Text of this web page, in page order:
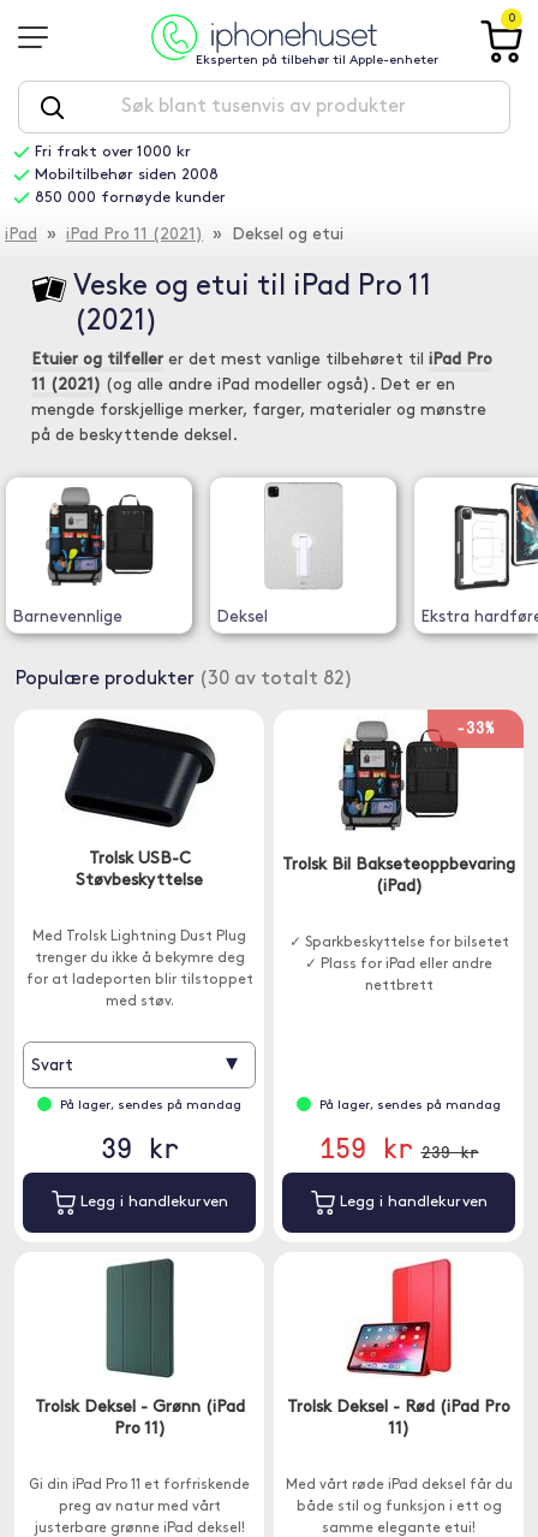
Eksperten på tilbehør til Apple-enheter
0
Fri frakt over 1000 kr
Mobiltilbehør siden 2008
850 000 fornøyde kunder
iPad » iPad Pro 11 (2021) » Deksel og etui
Veske og etui til iPad Pro 11
(2021)
Etuier og tilfeller er det mest vanlige tilbehøret til iPad Pro
11 (2021) (og alle andre iPad modeller også). Det er en
mengde forskjellige merker, farger, materialer og mønstre
på de beskyttende deksel.
Barnevennlige Deksel Ekstra
Populære produkter (30 av totalt 82)
Trolsk USB-C
Støvbeskyttelse
Med Trolsk Lightning Dust Plug
trenger du ikke å bekymre deg
for at ladeporten blir tilstoppet
med støv.
Svart ▾
På lager, sendes på mandag
39 kr
Legg i handlekurven
-33%
Trolsk Bil Bakseteoppbevaring
(iPad)
✓ Sparkbeskyttelse for bilsetet
✓ Plass for iPad eller andre
nettbrett
På lager, sendes på mandag
159 kr 239 kr
Legg i handlekurven
Trolsk Deksel - Grønn (iPad
Pro 11)
Gi din iPad Pro 11 et forfriskende
preg av natur med vårt
justerbare grønne iPad deksel!
Trolsk Deksel - Rød (iPad Pro
11)
Med vårt røde iPad deksel får du
både stil og funksjon i ett og
samme elegante etui!